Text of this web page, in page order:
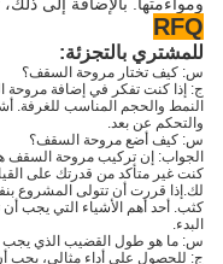
RFQ
للمشتري بالتجزئة:
س: كيف تختار مروحة السقف؟
ج: إذا كنت تفكر في إضافة مروحة
النمط والحجم المناسب للغرفة.
والتحكم عن بعد.
س: كيف أضع مروحة السقف؟
الجواب: إن تركيب مروحة السقف
كنت غير متأكد من قدرتك على
لك.إذا قررت أن تتولى المشروع
كثب. أحد أهم الأشياء التي يجب
البدء.
س: ما هو طول القضيب الذي يجب